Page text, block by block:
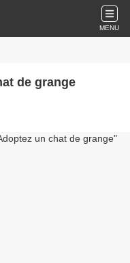
MENU
de grange